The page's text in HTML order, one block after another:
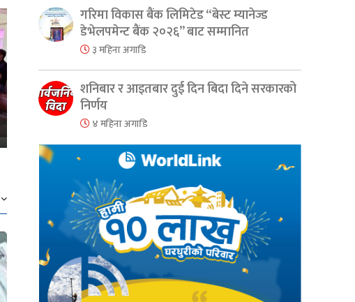
गरिमा विकास बैंक लिमिटेड “बेस्ट म्यानेज्ड
डेभेलपमेन्ट बैंक २०२६” बाट सम्मानित
३ महिना अगाडि
शनिबार र आइतबार दुई दिन बिदा दिने सरकारको
निर्णय
४ महिना अगाडि